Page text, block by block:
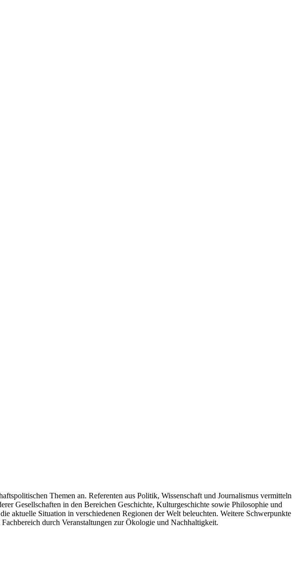
Themen an. Referenten aus Politik, Wissenschaft und Journalismus vermitteln
Gesellschaften in den Bereichen Geschichte, Kulturgeschichte sowie Philosophie und
aktuelle Situation in verschiedenen Regionen der Welt beleuchten. Weitere Schwerpunkte
durch Veranstaltungen zur Ökologie und Nachhaltigkeit.